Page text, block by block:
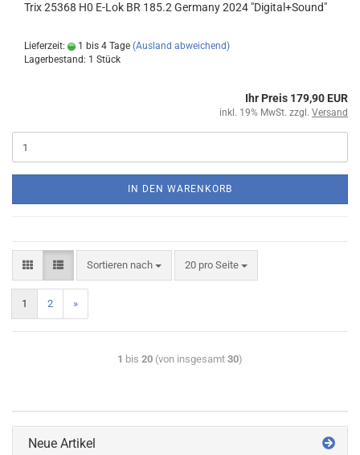
Trix 25368 H0 E-Lok BR 185.2 Germany 2024 "Digital+Sound"
Lieferzeit: 1 bis 4 Tage (Ausland abweichend)
Lagerbestand: 1 Stück
Ihr Preis 179,90 EUR
inkl. 19% MwSt. zzgl. Versand
IN DEN WARENKORB
Sortieren nach 20 pro Seite
1 2 »
1 bis 20 (von insgesamt 30)
Neue Artikel